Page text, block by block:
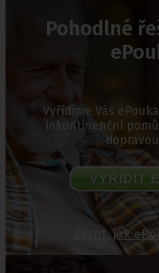
Pohodlné
Vyřídíme Váš
inkontinenční
VYŘÍDIT
Zjistit, jak